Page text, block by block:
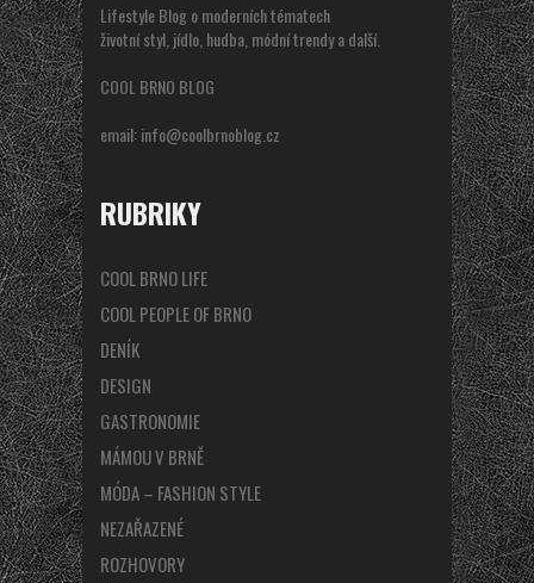
Lifestyle Blog o moderních tématech
životní styl, jídlo, hudba, módní trendy a další.
COOL BRNO BLOG
email:info@coolbrnoblog.cz
RUBRIKY
COOL BRNO LIFE
COOL PEOPLE OF BRNO
DENÍK
DESIGN
GASTRONOMIE
MÁMOU V BRNĚ
MÓDA – FASHION STYLE
NEZAŘAZENÉ
ROZHOVORY